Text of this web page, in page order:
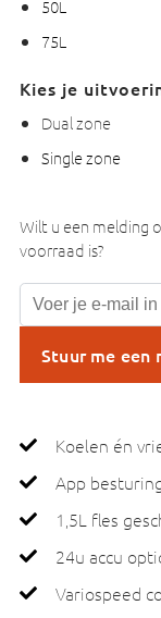
50L
75L
Kies je
Dual zone
Single zone
Wilt u een melding
voorraad is?
Stuur me een
Koelen én
App
1,5L fles
24u accu
Variospeed